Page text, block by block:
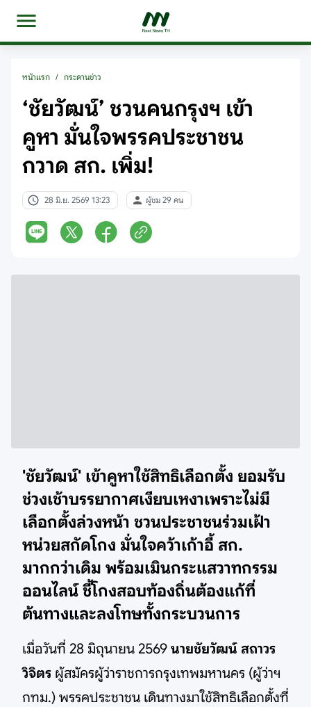
หน้าแรก / กระดานข่าว
‘ชัยวัฒน์’ ชวนคนกรุงฯ เข้า
คูหา มั่นใจพรรคประชาชน
กวาด สก. เพิ่ม!
28 มิ.ย. 2569 13:23 ผู้ชม 29 คน
'ชัยวัฒน์' เข้าคูหาใช้สิทธิเลือกตั้ง ยอมรับ
ช่วงเช้าบรรยากาศเงียบเหงาเพราะไม่มี
เลือกตั้งล่วงหน้า ชวนประชาชนร่วมเฝ้า
หน่วยสกัดโกง มั่นใจคว้าเก้าอี้ สก.
มากกว่าเดิม พร้อมเมินกระแสวาทกรรม
ออนไลน์ ชี้โกงสอบท้องถิ่นต้องแก้ที่
ต้นทางและลงโทษทั้งกระบวนการ
เมื่อวันที่ 28 มิถุนายน 2569 นายชัยวัฒน์ สถาวร
วิจิตร ผู้สมัครผู้ว่าราชการกรุงเทพมหานคร (ผู้ว่าฯ
กทม.) พรรคประชาชน เดินทางมาใช้สิทธิเลือกตั้งที่